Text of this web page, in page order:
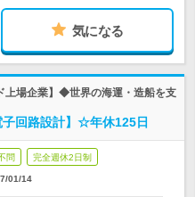
気になる
上場企業】◆世界の海運・造船を支
回路設計】☆年休125日
問 完全週休2日制
01/14